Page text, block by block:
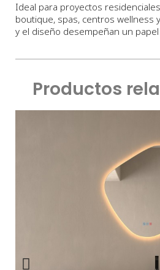
Ideal para proyectos
boutique, spas, centros wellness
y el diseño desempeñan un
Productos